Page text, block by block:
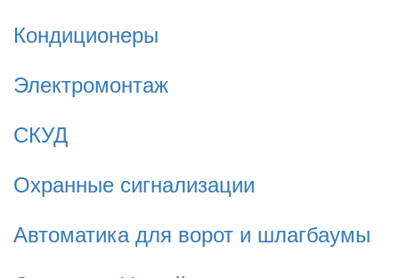
Кондиционеры
Электромонтаж
СКУД
Охранные сигнализации
Автоматика для ворот и шлагбаумы